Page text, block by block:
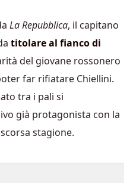
La Repubblica, il capitano
titolare al fianco di
del giovane rossonero
far rifiatare Chiellini.
tra i pali si
già protagonista con la
stagione.